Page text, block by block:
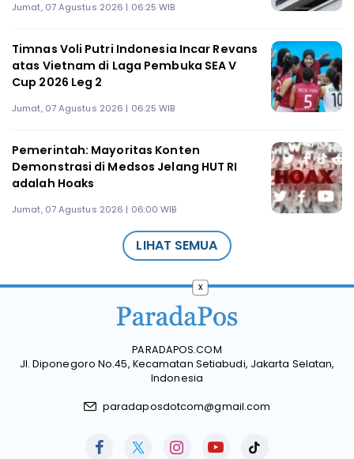
Jumat, 07 Agustus 2026 | 06:25 WIB
Timnas Voli Putri Indonesia Incar Revans
atas Vietnam di Laga Pembuka SEA V
Cup 2026 Leg 2
Jumat, 07 Agustus 2026 | 06:25 WIB
Pemerintah: Mayoritas Konten
Demonstrasi di Medsos Jelang HUT RI
adalah Hoaks
Jumat, 07 Agustus 2026 | 06:00 WIB
LIHAT SEMUA
PARADAPOS.COM
Jl. Diponegoro No.45, Kecamatan Setiabudi, Jakarta Selatan,
Indonesia
paradaposdotcom@gmail.com
x